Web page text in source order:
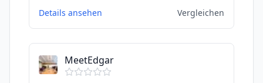
Details ansehen
Vergleichen
MeetEdgar